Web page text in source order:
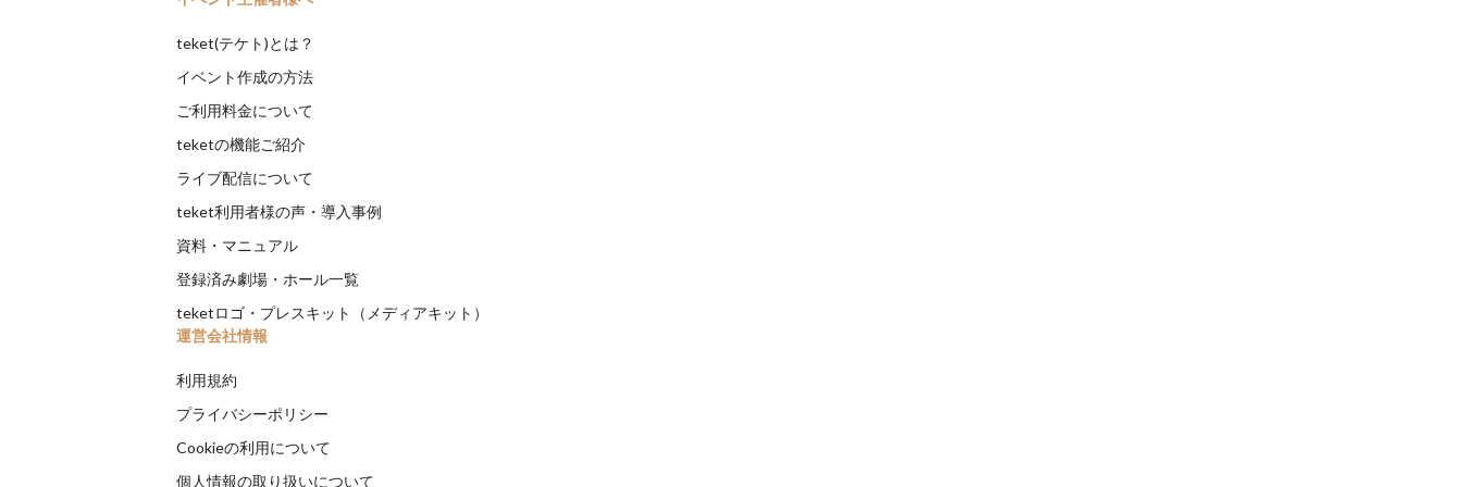
teket(テケト)とは？
イベント作成の方法
ご利用料金について
teketの機能ご紹介
ライブ配信について
teket利用者様の声・導入事例
資料・マニュアル
登録済み劇場・ホール一覧
teketロゴ・プレスキット（メディアキット）
運営会社情報
利用規約
プライバシーポリシー
Cookieの利用について
個人情報の取り扱いについて